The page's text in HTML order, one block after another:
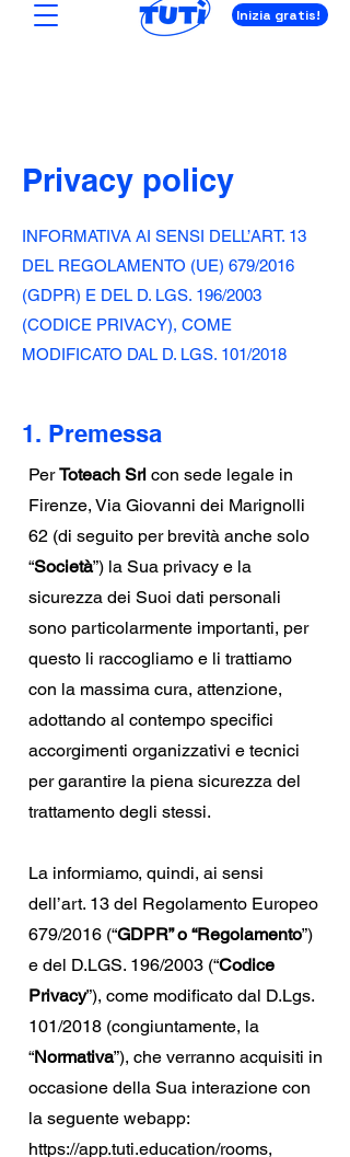
Inizia gratis!
Privacy policy
INFORMATIVA AI SENSI DELL’ART. 13
DEL REGOLAMENTO (UE) 679/2016
(GDPR) E DEL D. LGS. 196/2003
(CODICE PRIVACY), COME
MODIFICATO DAL D. LGS. 101/2018
1. Premessa
PerToteach Srl con sede legale in
Firenze, Via Giovanni dei Marignolli
62 (di seguito per brevità anche solo
“Società”) la Sua privacy e la
sicurezza dei Suoi dati personali
sono particolarmente importanti, per
questo li raccogliamo e li trattiamo
con la massima cura, attenzione,
adottando al contempo specifici
accorgimenti organizzativi e tecnici
per garantire la piena sicurezza del
trattamento degli stessi.
La informiamo, quindi, ai sensi
dell’art. 13 del Regolamento Europeo
679/2016 (“GDPR” o “Regolamento”)
e del D.LGS. 196/2003 (“Codice
Privacy”), come modificato dal D.Lgs.
101/2018 (congiuntamente, la
“Normativa”), che verranno acquisiti in
occasione della Sua interazione con
la seguente webapp:
https://app.tuti.education/rooms,